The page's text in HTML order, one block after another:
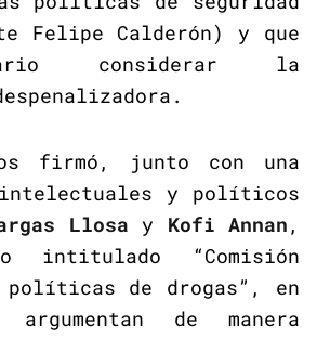
Felipe Calderón) y que
considerar la
firmó, junto con una
y políticos
Llosa y Kofi Annan,
intitulado “Comisión
políticas de drogas”, en
de manera